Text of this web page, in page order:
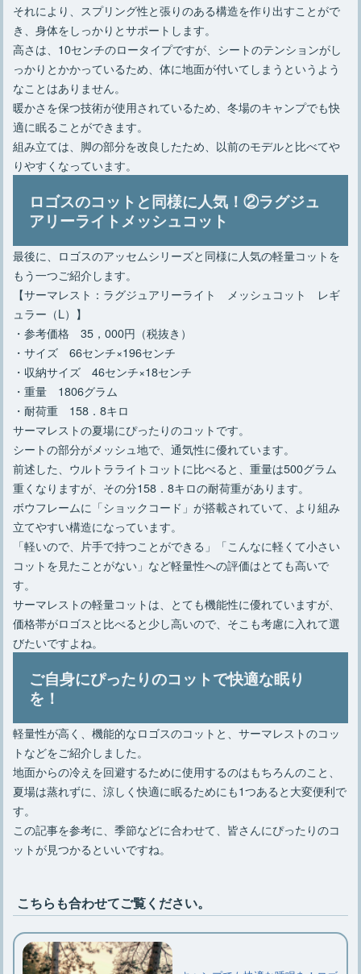
それにより、スプリング性と張りのある構造を作り出すことがで
き、身体をしっかりとサポートします。
高さは、10センチのロータイプですが、シートのテンションがし
っかりとかかっているため、体に地面が付いてしまうというよう
なことはありません。
暖かさを保つ技術が使用されているため、冬場のキャンプでも快
適に眠ることができます。
組み立ては、脚の部分を改良したため、以前のモデルと比べてや
りやすくなっています。
ロゴスのコットと同様に人気！②ラグジュ
アリーライトメッシュコット
最後に、ロゴスのアッセムシリーズと同様に人気の軽量コットを
もう一つご紹介します。
【サーマレスト：ラグジュアリーライト メッシュコット レギ
ュラー（L）】
・参考価格 35，000円（税抜き）
・サイズ 66センチ×196センチ
・収納サイズ 46センチ×18センチ
・重量 1806グラム
・耐荷重 158．8キロ
サーマレストの夏場にぴったりのコットです。
シートの部分がメッシュ地で、通気性に優れています。
前述した、ウルトラライトコットに比べると、重量は500グラム
重くなりますが、その分158．8キロの耐荷重があります。
ボウフレームに「ショックコード」が搭載されていて、より組み
立てやすい構造になっています。
「軽いので、片手で持つことができる」「こんなに軽くて小さい
コットを見たことがない」など軽量性への評価はとても高いで
す。
サーマレストの軽量コットは、とても機能性に優れていますが、
価格帯がロゴスと比べると少し高いので、そこも考慮に入れて選
びたいですよね。
ご自身にぴったりのコットで快適な眠り
を！
軽量性が高く、機能的なロゴスのコットと、サーマレストのコッ
トなどをご紹介しました。
地面からの冷えを回避するために使用するのはもちろんのこと、
夏場は蒸れずに、涼しく快適に眠るためにも1つあると大変便利で
す。
この記事を参考に、季節などに合わせて、皆さんにぴったりのコ
ットが見つかるといいですね。
こちらも合わせてご覧ください。